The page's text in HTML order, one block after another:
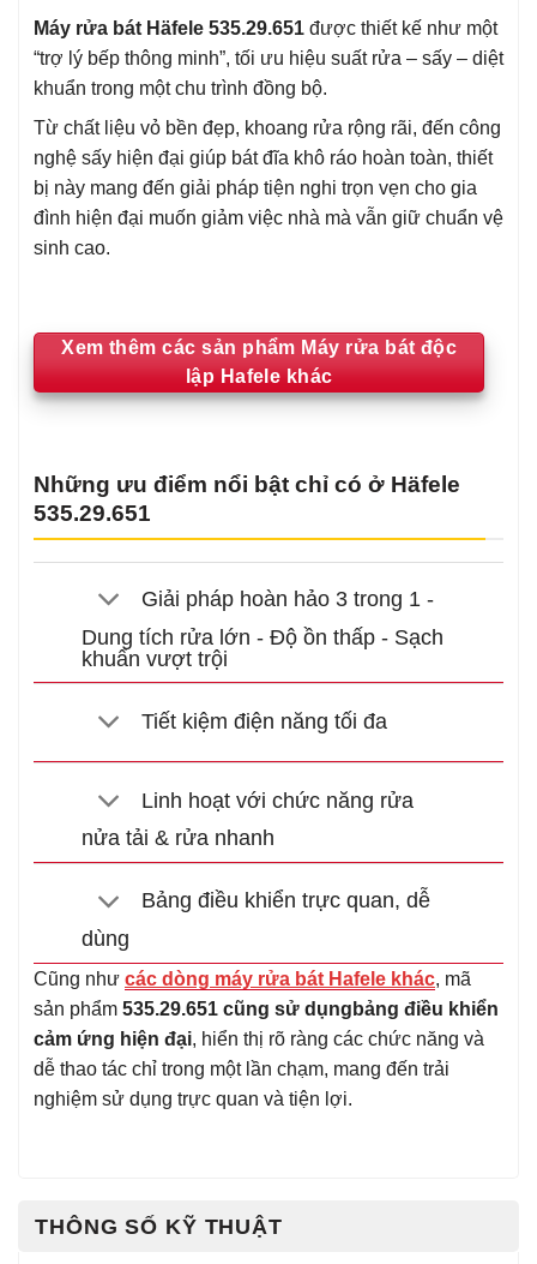
Máy rửa bát Häfele 535.29.651 được thiết kế như một
“trợ lý bếp thông minh”, tối ưu hiệu suất rửa – sấy – diệt
khuẩn trong một chu trình đồng bộ.
Từ chất liệu vỏ bền đẹp, khoang rửa rộng rãi, đến công
nghệ sấy hiện đại giúp bát đĩa khô ráo hoàn toàn, thiết
bị này mang đến giải pháp tiện nghi trọn vẹn cho gia
đình hiện đại muốn giảm việc nhà mà vẫn giữ chuẩn vệ
sinh cao.
Xem thêm các sản phẩm Máy rửa bát độc
lập Hafele khác
Những ưu điểm nổi bật chỉ có ở Häfele
535.29.651
Giải pháp hoàn hảo 3 trong 1 -
Dung tích rửa lớn - Độ ồn thấp - Sạch
khuẩn vượt trội
Tiết kiệm điện năng tối đa
Linh hoạt với chức năng rửa
nửa tải & rửa nhanh
Bảng điều khiển trực quan, dễ
dùng
Cũng như các dòng máy rửa bát Hafele khác, mã
sản phẩm 535.29.651 cũng sử dụng bảng điều khiển
cảm ứng hiện đại, hiển thị rõ ràng các chức năng và
dễ thao tác chỉ trong một lần chạm, mang đến trải
nghiệm sử dụng trực quan và tiện lợi.
THÔNG SỐ KỸ THUẬT